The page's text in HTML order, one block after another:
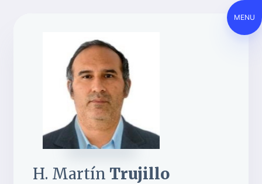
MENU
H. Martín Trujillo